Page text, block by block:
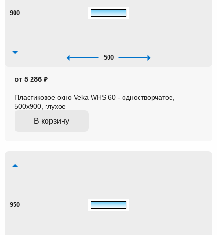
900
500
от 5 286 ₽
Пластиковое окно Veka WHS 60 - одностворчатое,
500x900, глухое
В корзину
950